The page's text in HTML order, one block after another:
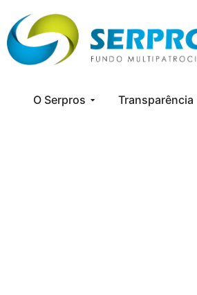
O Serpros Transparência